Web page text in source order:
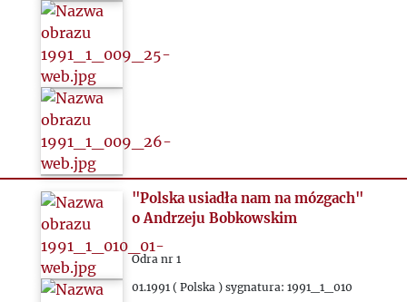
"Polska usiadła nam na mózgach"
o Andrzeju Bobkowskim
Odra nr 1
01.1991 ( Polska ) sygnatura: 1991_1_010